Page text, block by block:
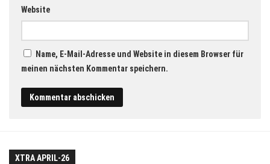
Website
Name, E-Mail-Adresse und Website in diesem Browser für
meinen nächsten Kommentar speichern.
XTRA APRIL-26